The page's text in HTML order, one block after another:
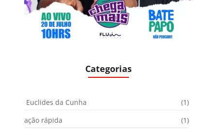
Categorias
Euclides da Cunha
(1)
ação rápida
(1)